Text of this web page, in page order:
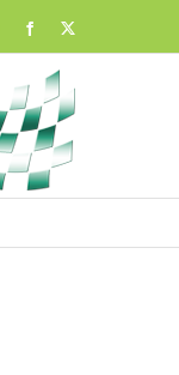
Facebook